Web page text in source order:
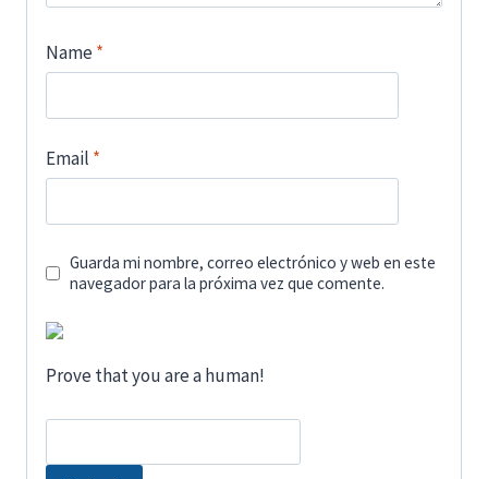
Name*
Email *
Guarda mi nombre, correo electrónico y web en este
navegador para la próxima vez que comente.
Prove that you are a human!